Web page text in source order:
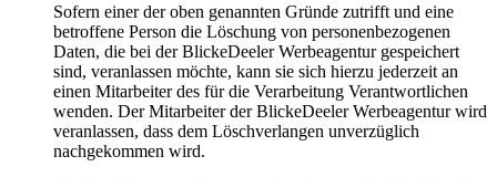
Sofern einer der oben genannten Gründe zutrifft und eine
betroffene Person die Löschung von personenbezogenen
Daten, die bei der BlickeDeeler Werbeagentur gespeichert
sind, veranlassen möchte, kann sie sich hierzu jederzeit an
einen Mitarbeiter des für die Verarbeitung Verantwortlichen
wenden. Der Mitarbeiter der BlickeDeeler Werbeagentur wird
veranlassen, dass dem Löschverlangen unverzüglich
nachgekommen wird.